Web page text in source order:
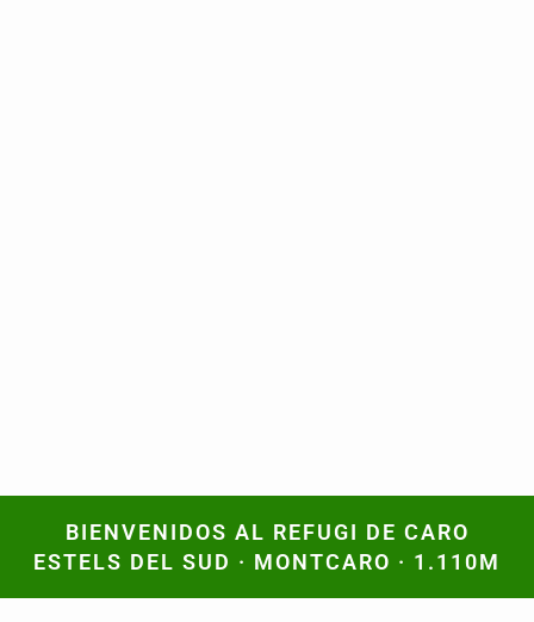
BIENVENIDOS AL REFUGI DE CARO
ESTELS DEL SUD · MONTCARO · 1.110M
BIENVENIDOS AL REFUGI DE CARO
ESTELS DEL SUD · MONTCARO · 1.110M